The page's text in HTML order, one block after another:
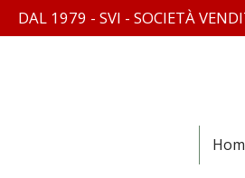
DAL 1979 - SVI - SOCIETÀ